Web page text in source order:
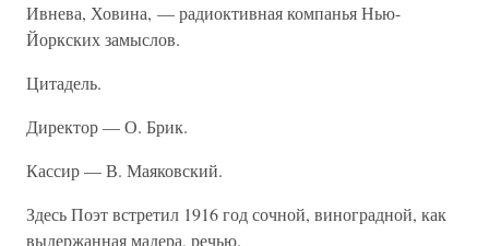
Ивнева, Ховина, — радиоктивная компанья Нью-
Йоркских замыслов.
Цитадель.
Директор — О. Брик.
Кассир — В. Маяковский.
Здесь Поэт встретил 1916 год сочной, виноградной, как
выдержанная мадера, речью.